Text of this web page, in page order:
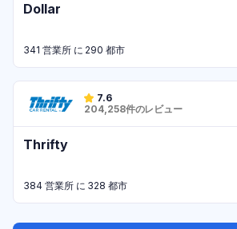
Dollar
341 営業所 に 290 都市
7.6
204,258件のレビュー
Thrifty
384 営業所 に 328 都市